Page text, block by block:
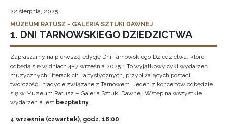
22 sierpnia, 2025
MUZEUM RATUSZ - GALERIA SZTUKI DAWNEJ
1. DNI TARNOWSKIEGO DZIEDZICTWA
Zapraszamy na pierwszą edycję Dni Tarnowskiego Dziedzictwa, które
odbędą się w dniach 4–7 września 2025 r. To wyjątkowy cykl wydarzeń
muzycznych, literackich i artystycznych, przybliżających postaci,
twórczość i tradycje związane z Tarnowem. Jeden z koncertów odbędzie
się w Muzeum Ratusz – Galeria Sztuki Dawnej. Wstęp na wszystkie
wydarzenia jest bezpłatny.
4 września (czwartek), godz. 18:00